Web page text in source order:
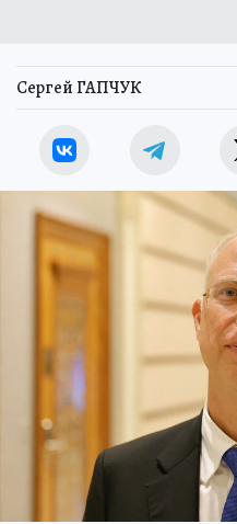
Сергей ГАПЧУК